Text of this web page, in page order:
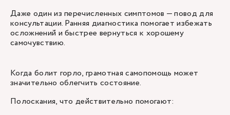
Даже один из перечисленных симптомов — повод для
консультации. Ранняя диагностика помогает избежать
осложнений и быстрее вернуться к хорошему
самочувствию.
Когда болит горло, грамотная самопомощь может
значительно облегчить состояние.
Полоскания, что действительно помогают: